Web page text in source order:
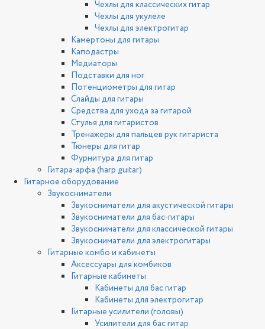
Чехлы для классических гитар
Чехлы для укулеле
Чехлы для электрогитар
Камертоны для гитары
Каподастры
Медиаторы
Подставки для ног
Потенциометры для гитар
Слайды для гитары
Средства для ухода за гитарой
Стулья для гитаристов
Тренажеры для пальцев рук гитариста
Тюнеры для гитар
Фурнитура для гитар
Гитара-арфа (harp guitar)
Гитарное оборудование
Звукосниматели
Звукосниматели для акустической гитары
Звукосниматели для бас-гитары
Звукосниматели для классической гитары
Звукосниматели для электрогитары
Гитарные комбо и кабинеты
Аксессуары для комбиков
Гитарные кабинеты
Кабинеты для бас гитар
Кабинеты для электрогитар
Гитарные усилители (головы)
Усилители для бас гитар